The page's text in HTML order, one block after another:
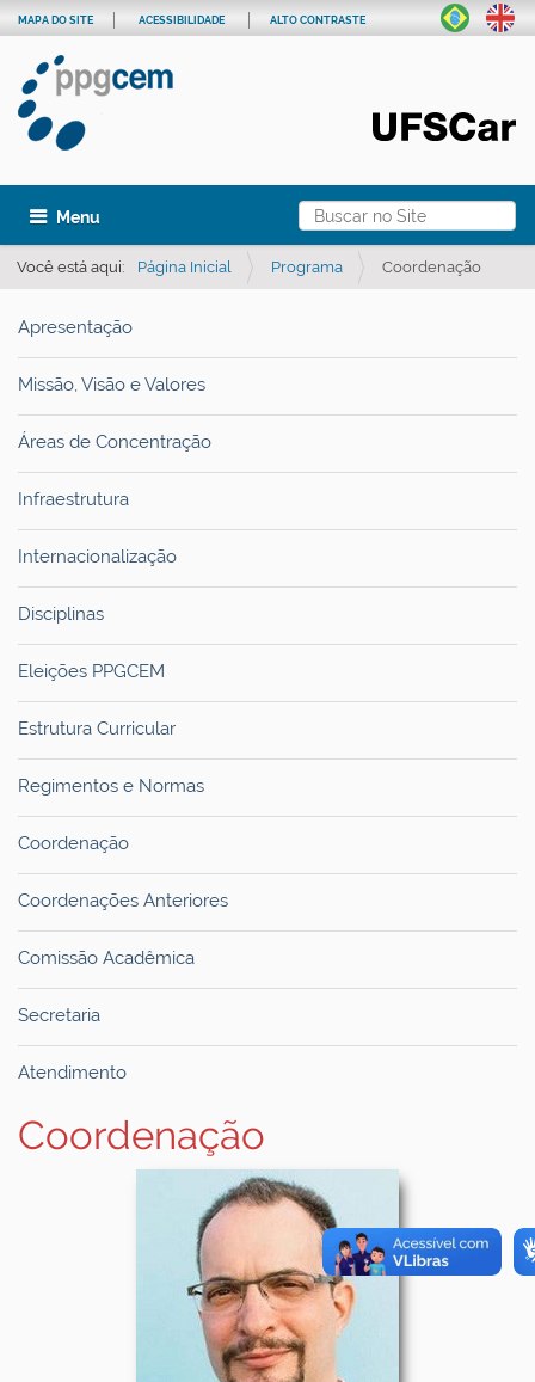
Busca
Busca Avançada…
MAPA DO SITE ACESSIBILIDADE ALTO CONTRASTE
Toggle navigation
Você está aqui: Página Inicial Programa Coordenação
Apresentação
Missão, Visão e Valores
Áreas de Concentração
Infraestrutura
Internacionalização
Disciplinas
Eleições PPGCEM
Estrutura Curricular
Regimentos e Normas
Coordenação
Coordenações Anteriores
Comissão Acadêmica
Secretaria
Atendimento
Coordenação